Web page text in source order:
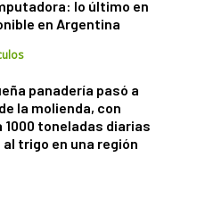
lo último en
en Argentina
panadería pasó a
la molienda, con
1000 toneladas diarias
trigo en una región